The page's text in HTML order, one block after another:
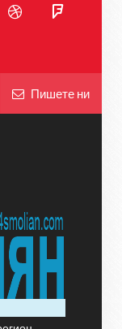
Пишете ни